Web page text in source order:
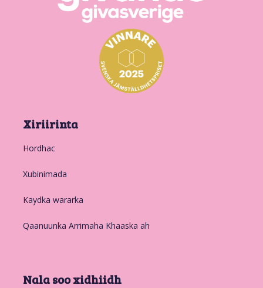
Xiriirinta
Hordhac
Xubinimada
Kaydka wararka
Qaanuunka Arrimaha Khaaska ah
Nala soo xidhiidh